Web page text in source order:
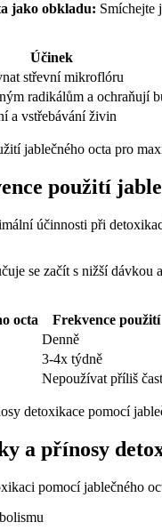
jako obkladu: Smíchejte
Účinek
střevní mikroflóru
radikálům a ochraňují
a vstřebávání živin
použití
účinnosti při
se začít s nižší
octa
Frekvence použití
Denně
3-4x týdně
Nepoužívat příliš
a přínosy
pomocí jablečného